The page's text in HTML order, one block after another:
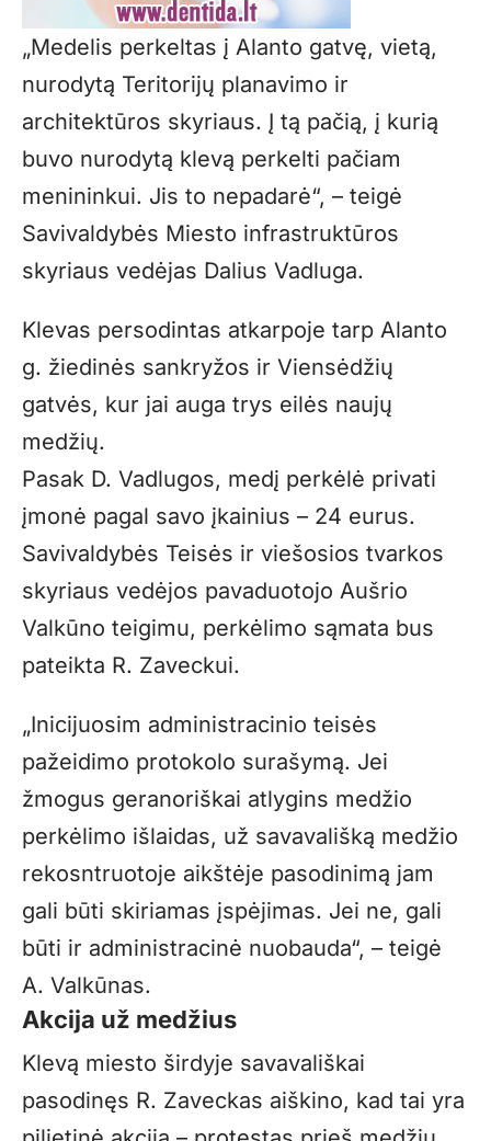
„Medelis perkeltas į Alanto gatvę, vietą,
nurodytą Teritorijų planavimo ir
architektūros skyriaus. Į tą pačią, į kurią
buvo nurodytą klevą perkelti pačiam
menininkui. Jis to nepadarė“, – teigė
Savivaldybės Miesto infrastruktūros
skyriaus vedėjas Dalius Vadluga.
Klevas persodintas atkarpoje tarp Alanto
g. žiedinės sankryžos ir Viensėdžių
gatvės, kur jai auga trys eilės naujų
medžių.
Pasak D. Vadlugos, medį perkėlė privati
įmonė pagal savo įkainius – 24 eurus.
Savivaldybės Teisės ir viešosios tvarkos
skyriaus vedėjos pavaduotojo Aušrio
Valkūno teigimu, perkėlimo sąmata bus
pateikta R. Zaveckui.
„Inicijuosim administracinio teisės
pažeidimo protokolo surašymą. Jei
žmogus geranoriškai atlygins medžio
perkėlimo išlaidas, už savavališką medžio
rekosntruotoje aikštėje pasodinimą jam
gali būti skiriamas įspėjimas. Jei ne, gali
būti ir administracinė nuobauda“, – teigė
A. Valkūnas.
Akcija už medžius
Klevą miesto širdyje savavališkai
pasodinęs R. Zaveckas aiškino, kad tai yra